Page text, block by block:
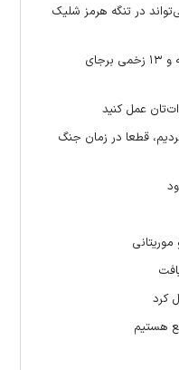
می‌تواند در تنگه هرمز شلیک
انفجار اتوبوس در حومه دمشق ۲ کشته و ۱۳ زخمی برجای
عمل کنید
قطعا در زمان جنگ
کرد
هستیم